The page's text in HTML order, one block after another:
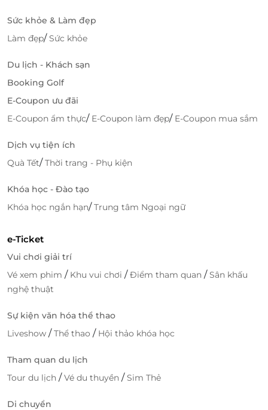
Sức khỏe & Làm đẹp
Làm đẹp/Sức khỏe
Du lịch - Khách sạn
Booking Golf
E-Coupon ưu đãi
E-Coupon ẩm thực/ E-Coupon làm đẹp/ E-Coupon mua sắm
Dịch vụ tiện ích
Quà Tết/Thời trang - Phụ kiện
Khóa học - Đào tạo
Khóa học ngắn hạn/Trung tâm Ngoại ngữ
e-Ticket
Vui chơi giải trí
Vé xem phim / Khu vui chơi /Điểm tham quan /Sân khấu
nghệ thuật
Sự kiện văn hóa thể thao
Liveshow /Thể thao / Hội thảo khóa học
Tham quan du lịch
Tour du lịch /Vé du thuyền /Sim Thẻ
Di chuyển